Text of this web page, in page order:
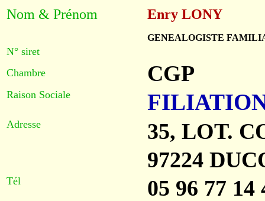
Nom & Prénom Enry LONY
GENEALOGISTE
N° siret
Chambre
CGP
Raison Sociale
Adresse
35, LOT.
97224
Tél 05 96 77 14